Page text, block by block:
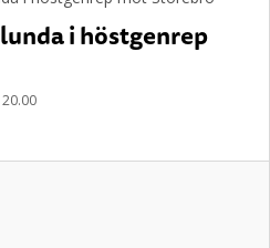
i höstgenrep